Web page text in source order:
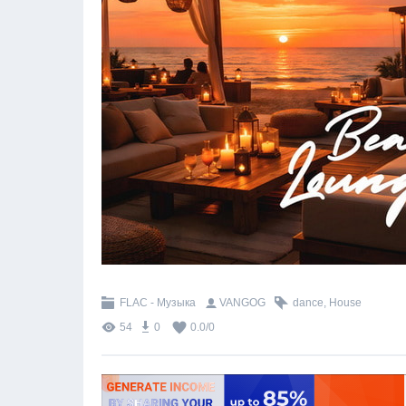
FLAC - Музыка VANGOG dance, House
54
0 0.0/0